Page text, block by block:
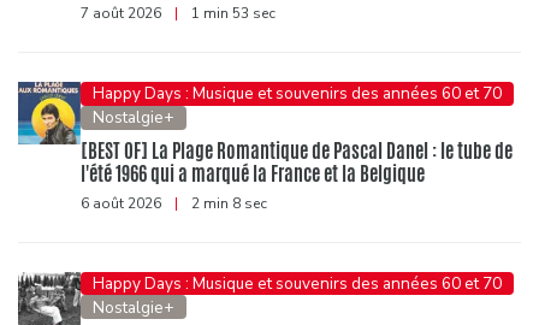
7 août 2026 | 1 min 53 sec
Happy Days : Musique et souvenirs des années 60 et 70
Nostalgie+
[BEST OF] La Plage Romantique de Pascal Danel : le tube de
l'été 1966 qui a marqué la France et la Belgique
6 août 2026 | 2 min 8 sec
Happy Days : Musique et souvenirs des années 60 et 70
Nostalgie+